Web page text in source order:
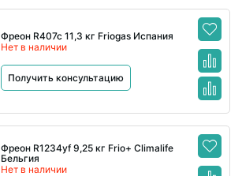
Фреон R407c 11,3 кг Friogas Испания
Нет в наличии
Получить консультацию
Фреон R1234yf 9,25 кг Frio+ Climalife
Бельгия
Нет в наличии